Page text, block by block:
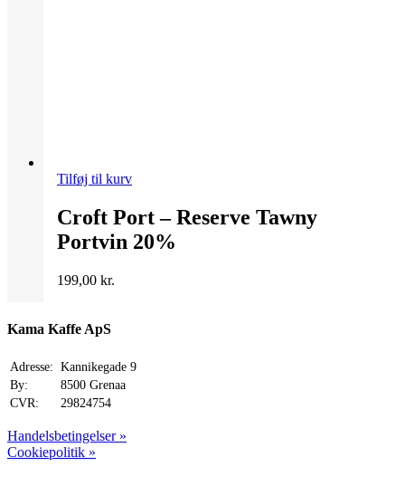
Tilføj til kurv
Croft Port – Reserve Tawny
Portvin 20%
199,00 kr.
Kama Kaffe ApS
Adresse: Kannikegade 9
By:
8500 Grenaa
CVR:
29824754
Handelsbetingelser »
Cookiepolitik »